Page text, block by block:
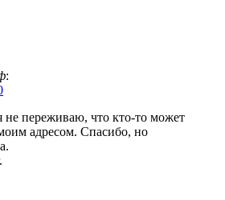
:
переживаю, что кто-то может
адресом. Спасибо, но